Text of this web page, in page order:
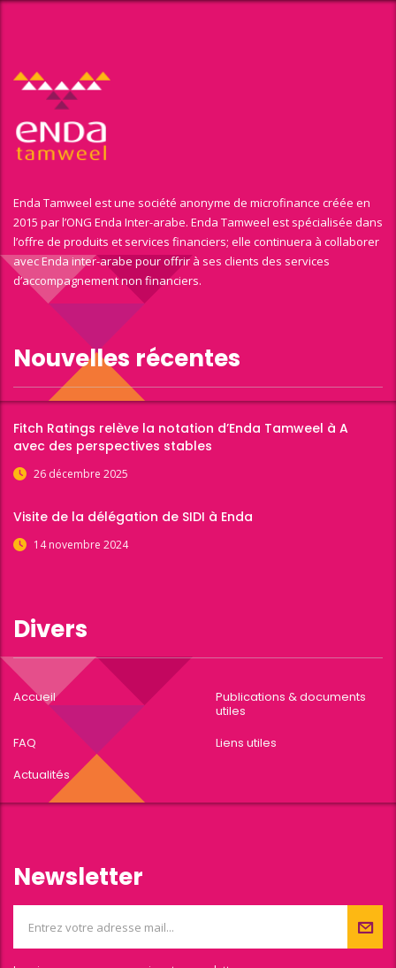
Enda Tamweel est une société anonyme de microfinance créée en
2015 par l’ONG Enda Inter-arabe. Enda Tamweel est spécialisée dans
l’offre de produits et services financiers; elle continuera à collaborer
avec Enda inter-arabe pour offrir à ses clients des services
d’accompagnement non financiers.
Nouvelles récentes
Fitch Ratings relève la notation d’Enda Tamweel à A
avec des perspectives stables
26 décembre 2025
Visite de la délégation de SIDI à Enda
14 novembre 2024
Divers
Accueil
Publications & documents
utiles
FAQ
Liens utiles
Actualités
Newsletter